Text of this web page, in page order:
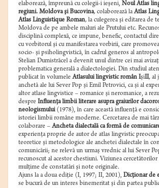
elaborează, împreună cu colegii-i ieşeni, Noul Atlas
regiuni. Moldova şi Bucovina, colaborează laAtlas
Atlas Linguistique Roman, la culegerea şi editarea de
Moldova de pe ambele maluri ale Prutului etc.
disciplină complexă, ce impune, benefic, contactul
cu vorbitorul şi cu manifestarea vorbirii, care
socio- şi psiholingvistică, în cadrul generos al
Stelian Dumistrăcel a devenit unul dintre cei mai
problematica generală a dialectologiei. Din studiul
publicat în volumeleAtlasului lingvistic român IşiII, al
anchetă ale lui Sever Pop şi Emil Petrovici, ca şi al
altor atlase lingvistice – romanice şi neromanice, a
despre Influenţa limbii literare asupra graiurilor
neologismului(1978), în care această influenţă e
istoriei limbii române moderne. Cercetarea de mai
colaborare –Ancheta dialectală ca formă de
experienţa proprie de autor de atlas lingvistic
teoretice şi metodologice ale anchetei dialectale în
comunicării; ne relevă un urmaş vrednic al lui Sever
recunoscut al acestor chestiuni. Viziunea cercetătorilor
mulţime de constatări şi note originale.
Ajuns la a doua ediţie (I, 1997; II, 2001), Dicţionar de
se bucură de un interes binemeritat şi din partea